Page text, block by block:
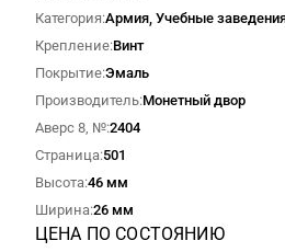
Категория Армия, Учебные
Крепление Винт
Покрытие Эмаль
Производитель Монетный двор
Аверс 8, № 2404
Страница 501
Высота 46 мм
Ширина 26 мм
ЦЕНА ПО СОСТОЯНИЮ